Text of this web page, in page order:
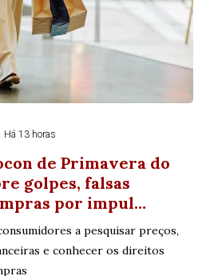
Há 13 horas
de Primavera do
golpes, falsas
por impul…
a pesquisar preços,
e conhecer os direitos